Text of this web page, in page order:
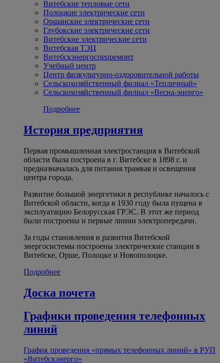
Витебские тепловые сети
Полоцкие электрические сети
Оршанские электрические сети
Глубокские электрические сети
Витебские электрические сети
Витебская ТЭЦ
Витебскэнергоспецремонт
Учебный центр
Центр физкультурно-оздоровительной работы
Сельскохозяйственный филиал «Тепличный»
Сельскохозяйственный филиал «Весна-энерго»
Подробнее
История предприятия
Первая промышленная электростанция в Витебской
области была построена в г. Витебске в 1898 г. и
предназначалась для питания трамвая и освещения
центра города.
Развитие большой энергетики в республике началось с
Витебской области, когда в 1930 году была пущена в
эксплуатацию Белорусская ГРЭС. В этот же период
были построены и первые линии электропередачи.
За годы становления и развития Витебской
энергосистемы построены электрические станции в
Витебске, Орше, Полоцке и Новополоцке.
Подробнее
Доска почета
Графики проведения телефонных
линий
График проведения «прямых телефонных линий» в РУП
«Витебскэнерго»